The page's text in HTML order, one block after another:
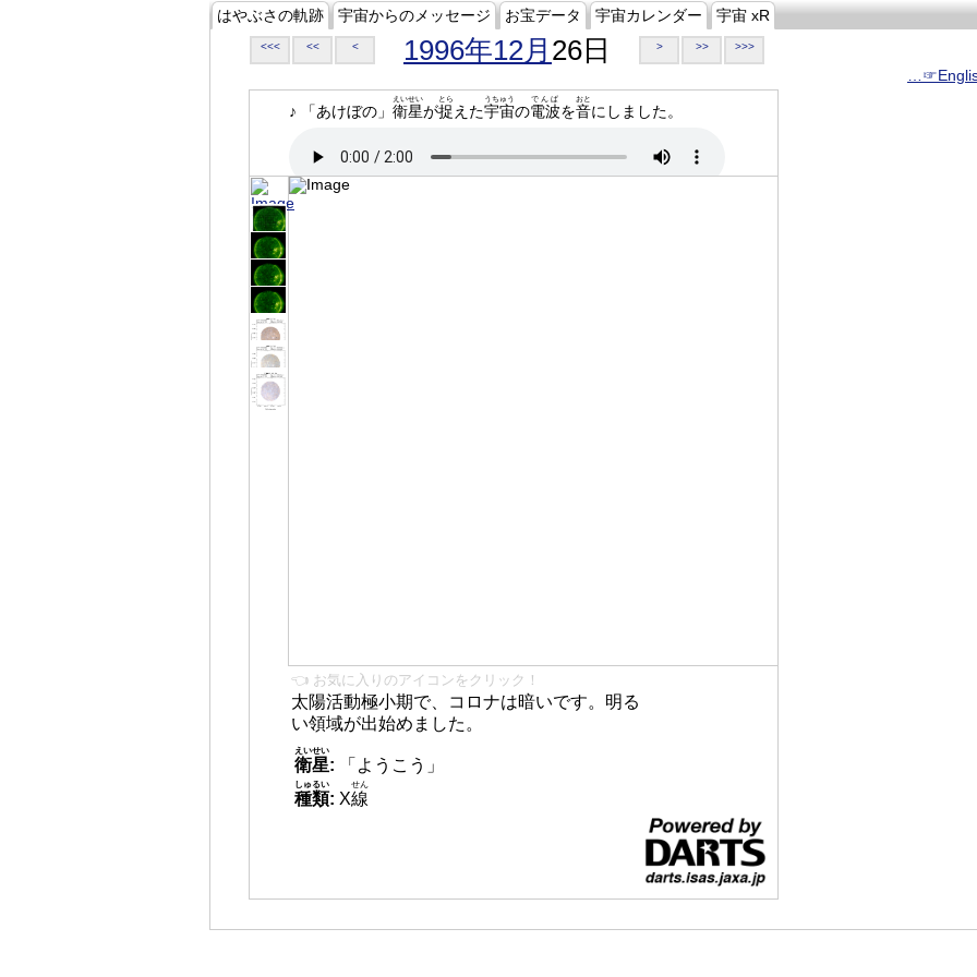
はやぶさの軌跡 宇宙からのメッセージ お宝データ 宇宙カレンダー 宇宙 xR
<<< << < 1996年12月 26日 > >> >>>
♪ 「あけぼの」 衛星
えいせい
が捉
とら
えた宇宙
うちゅう
の電波
でんぱ
を音
おと
にしました。
👈 お気に入りのアイコンをクリック！
太陽活動極小期で、コロナは暗いです。明る
い領域が出始めました。
衛星
えいせい
:
「ようこう」
種類
しゅるい
: X線
せん